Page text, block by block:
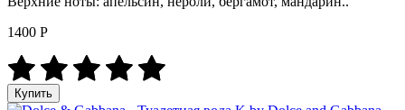
1400 Р
Купить